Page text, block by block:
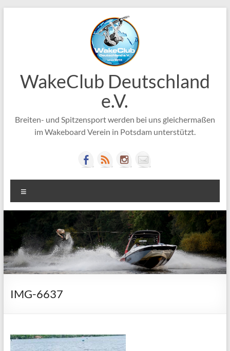
WakeClub Deutschland
e.V.
Breiten- und Spitzensport werden bei uns gleichermaßen
im Wakeboard Verein in Potsdam unterstützt.
IMG-6637